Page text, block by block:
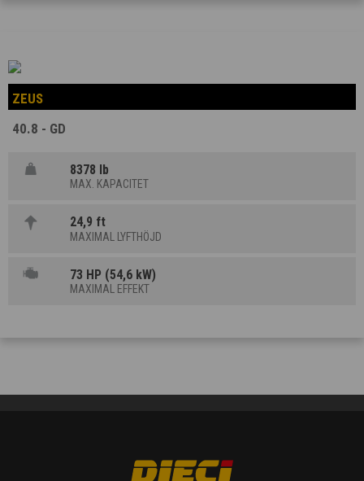
ZEUS
40.8 - GD
8378 lb
MAX. KAPACITET
24,9 ft
MAXIMAL LYFTHÖJD
73 HP (54,6 kW)
MAXIMAL EFFEKT